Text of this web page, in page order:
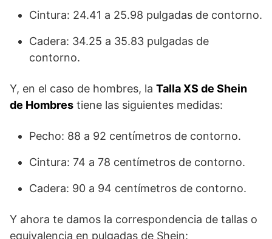
Cintura: 24.41 a 25.98 pulgadas de contorno.
Cadera: 34.25 a 35.83 pulgadas de
contorno.
Y, en el caso de hombres, la Talla XS de Shein
de Hombres tiene las siguientes medidas:
Pecho: 88 a 92 centímetros de contorno.
Cintura: 74 a 78 centímetros de contorno.
Cadera: 90 a 94 centímetros de contorno.
Y ahora te damos la correspondencia de tallas o
equivalencia en pulgadas de Shein: